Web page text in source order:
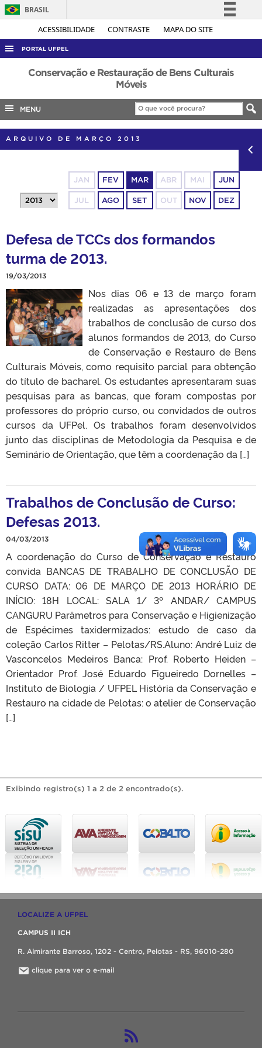
ACESSIBILIDADE CONTRASTE MAPA DO SITE
BRASIL
Simplifique!
Legislação
Canais
PORTAL UFPEL
ACESSO À INFORMAÇÃO
COBALTO
CONCURSOS
PORTARIAS
Conservação e Restauração de Bens Culturais
Móveis
MENU
ARQUIVO DE MARÇO 2013
JAN FEV MAR ABR MAI JUN
JUL AGO SET OUT NOV DEZ
Defesa de TCCs dos formandos
turma de 2013.
19/03/2013
Nos dias 06 e 13 de março foram
realizadas as apresentações dos
trabalhos de conclusão de curso dos
alunos formandos de 2013, do Curso
de Conservação e Restauro de Bens
Culturais Móveis, como requisito parcial para obtenção
do título de bacharel. Os estudantes apresentaram suas
pesquisas para as bancas, que foram compostas por
professores do próprio curso, ou convidados de outros
cursos da UFPel. Os trabalhos foram desenvolvidos
junto das disciplinas de Metodologia da Pesquisa e de
Seminário de Orientação, que têm a coordenação da […]
Trabalhos de Conclusão de Curso:
Defesas 2013.
04/03/2013
A coordenação do Curso de Conservação e Restauro
convida BANCAS DE TRABALHO DE CONCLUSÃO DE
CURSO DATA: 06 DE MARÇO DE 2013 HORÁRIO DE
INÍCIO: 18H LOCAL: SALA 1/ 3º ANDAR/ CAMPUS
CANGURU Parâmetros para Conservação e Higienização
de Espécimes taxidermizados: estudo de caso da
coleção Carlos Ritter – Pelotas/RS.Aluno: André Luiz de
Vasconcelos Medeiros Banca: Prof. Roberto Heiden –
Orientador Prof. José Eduardo Figueiredo Dornelles –
Instituto de Biologia / UFPEL História da Conservação e
Restauro na cidade de Pelotas: o atelier de Conservação
[…]
Exibindo registro(s) 1 a 2 de 2 encontrado(s).
LOCALIZE A UFPEL
CAMPUS II ICH
R. Almirante Barroso, 1202 - Centro, Pelotas - RS, 96010-280
clique para ver o e-mail